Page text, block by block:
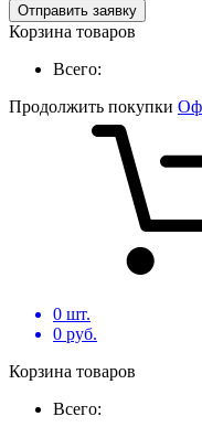
Отправить заявку
Корзина товаров
Всего:
Продолжить покупки
0 шт.
0 руб.
Корзина товаров
Всего: